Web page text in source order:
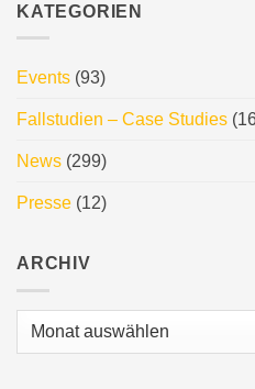
KATEGORIEN
Events (93)
Fallstudien – Case Studies
News (299)
Presse (12)
ARCHIV
Archiv